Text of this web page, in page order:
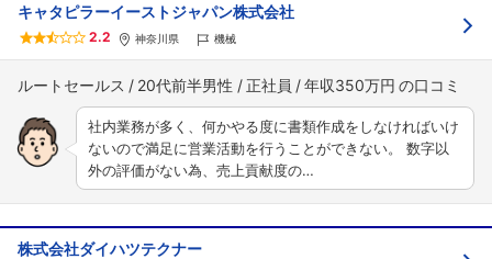
キャタピラーイーストジャパン株式会社
2.2 神奈川県 機械
ルートセールス 20代前半男性 正社員 年収350万円
社内業務が多く、何かやる度に書類作成をしなければいけ
ないので満足に営業活動を行うことができない。 数字以
外の評価がない為、売上貢献度の…
株式会社ダイハツテクナー